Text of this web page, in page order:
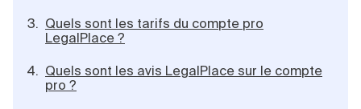
Création d'entreprise
Quels sont les tarifs du compte pro
LegalPlace ?
Quels sont les avis LegalPlace sur le compte
pro ?